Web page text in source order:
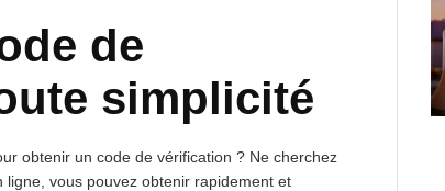
de
simplicité
obtenir un code de vérification ? Ne cherchez
vous pouvez obtenir rapidement et